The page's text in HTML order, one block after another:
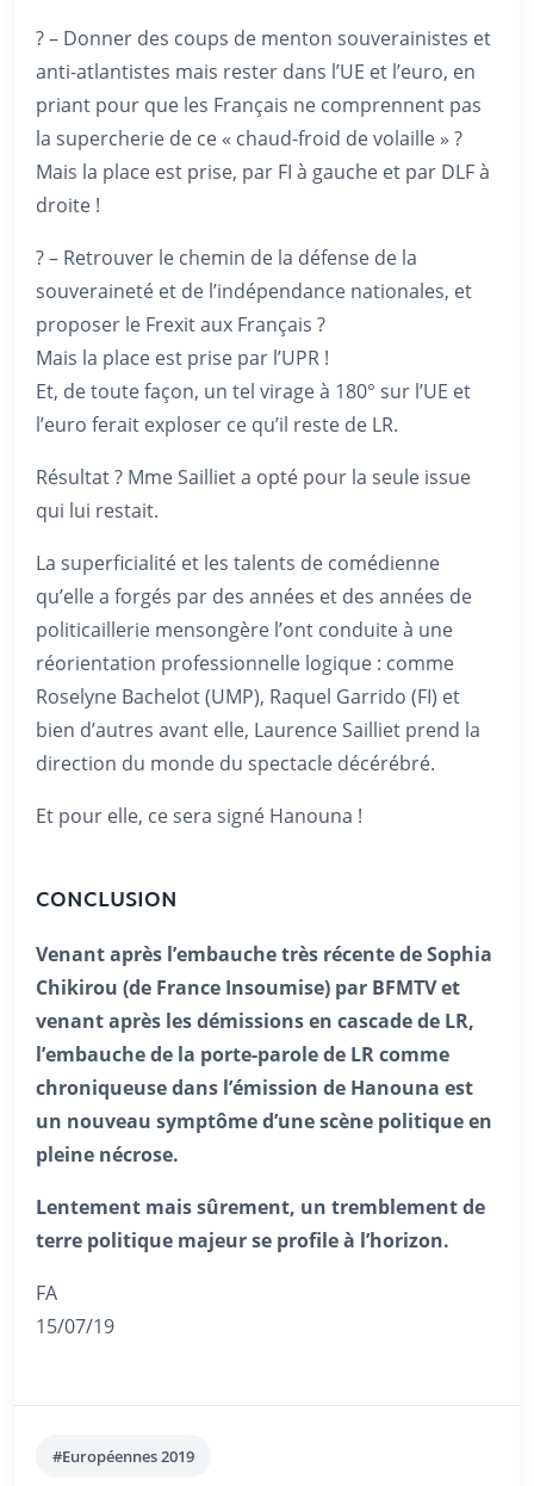
? – Donner des coups de menton souverainistes et
anti-atlantistes mais rester dans l’UE et l’euro, en
priant pour que les Français ne comprennent pas
la supercherie de ce « chaud-froid de volaille » ?
Mais la place est prise, par FI à gauche et par DLF à
droite !
? – Retrouver le chemin de la défense de la
souveraineté et de l’indépendance nationales, et
proposer le Frexit aux Français ?
Mais la place est prise par l’UPR !
Et, de toute façon, un tel virage à 180° sur l’UE et
l’euro ferait exploser ce qu’il reste de LR.
Résultat ? Mme Sailliet a opté pour la seule issue
qui lui restait.
La superficialité et les talents de comédienne
qu’elle a forgés par des années et des années de
politicaillerie mensongère l’ont conduite à une
réorientation professionnelle logique : comme
Roselyne Bachelot (UMP), Raquel Garrido (FI) et
bien d’autres avant elle, Laurence Sailliet prend la
direction du monde du spectacle décérébré.
Et pour elle, ce sera signé Hanouna !
CONCLUSION
Venant après l’embauche très récente de Sophia
Chikirou (de France Insoumise) par BFMTV et
venant après les démissions en cascade de LR,
l’embauche de la porte-parole de LR comme
chroniqueuse dans l’émission de Hanouna est
un nouveau symptôme d’une scène politique en
pleine nécrose.
Lentement mais sûrement, un tremblement de
terre politique majeur se profile à l’horizon.
FA
15/07/19
#Européennes 2019